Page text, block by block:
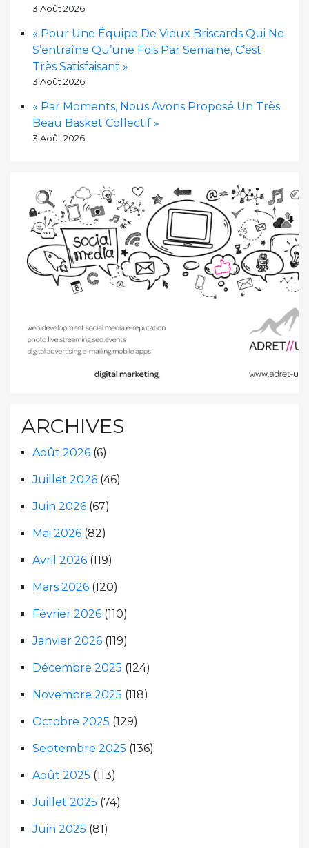
3 Août 2026
« Pour Une Équipe De Vieux Briscards Qui Ne
S’entraîne Qu’une Fois Par Semaine, C’est
Très Satisfaisant »
3 Août 2026
« Par Moments, Nous Avons Proposé Un Très
Beau Basket Collectif »
3 Août 2026
ARCHIVES
Août 2026 (6)
Juillet 2026 (46)
Juin 2026 (67)
Mai 2026 (82)
Avril 2026 (119)
Mars 2026 (120)
Février 2026 (110)
Janvier 2026 (119)
Décembre 2025 (124)
Novembre 2025 (118)
Octobre 2025 (129)
Septembre 2025 (136)
Août 2025 (113)
Juillet 2025 (74)
Juin 2025 (81)